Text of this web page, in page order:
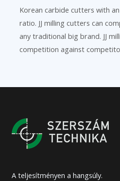
Korean carbide cutters with
ratio. JJ milling cutters can
any traditional big brand. JJ
competition against
A teljesítményen a hangsúly.